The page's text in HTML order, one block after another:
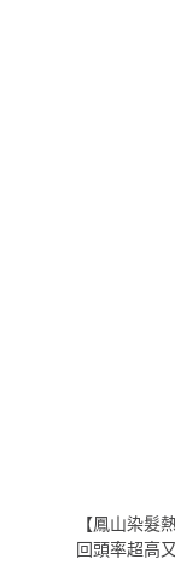
【鳳山染髮
回頭率超高